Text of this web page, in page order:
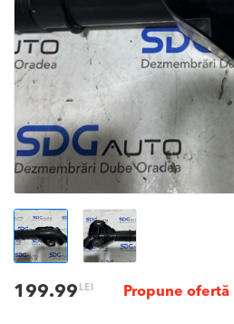
199.99 LEI Propune ofertă